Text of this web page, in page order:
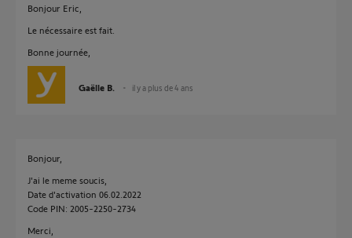
Bonjour Eric,
Le nécessaire est fait.
Bonne journée,
Gaëlle B. il y a plus de 4 ans
Bonjour,
J'ai le meme soucis,
Date d'activation 06.02.2022
Code PIN: 2005-2250-2734
Merci,